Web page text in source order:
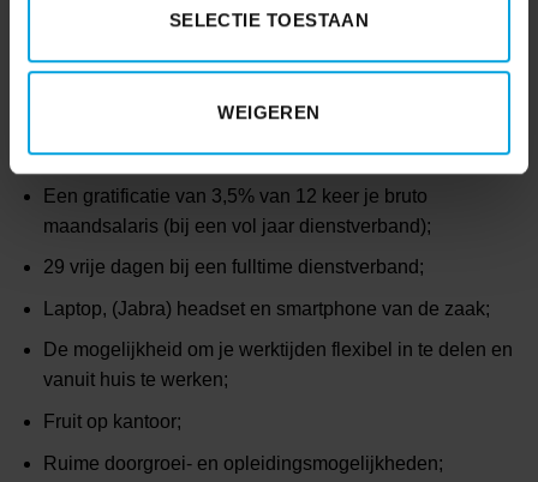
SELECTIE TOESTAAN
WEIGEREN
Je kunt rekenen op:
3.610,- afgestemd op jouw ervaring en opleiding;
8% vakantietoeslag;
Een gratificatie van 3,5% van 12 keer je bruto
maandsalaris (bij een vol jaar dienstverband);
29 vrije dagen bij een fulltime dienstverband;
Laptop, (Jabra) headset en smartphone van de zaak;
De mogelijkheid om je werktijden flexibel in te delen en
vanuit huis te werken;
Fruit op kantoor;
Ruime doorgroei- en opleidingsmogelijkheden;